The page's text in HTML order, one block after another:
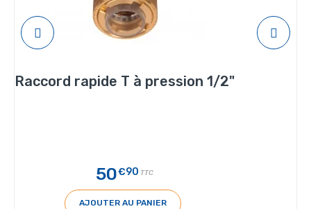
Raccord rapide T à pression 1/2"
50€90 TTC
AJOUTER AU PANIER